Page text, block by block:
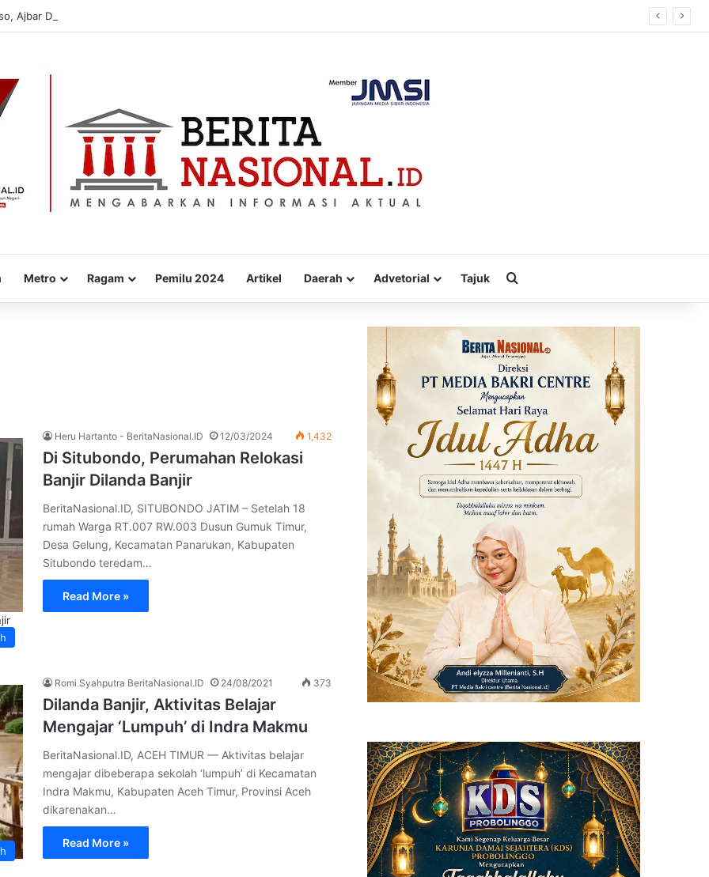
Ajbar Dorong Desa Jadi Kekuatan Ekonomi Masyarakat
Metro Ragam Pemilu 2024 Artikel Daerah Advetorial Tajuk
Heru Hartanto - BeritaNasional.ID 12/03/2024 1,432
Di Situbondo, Perumahan Relokasi
Banjir Dilanda Banjir
BeritaNasional.ID, SITUBONDO JATIM – Setelah 18
rumah Warga RT.007 RW.003 Dusun Gumuk Timur,
Desa Gelung, Kecamatan Panarukan, Kabupaten
Situbondo teredam…
Read More »
Romi Syahputra BeritaNasional.ID 24/08/2021 373
Dilanda Banjir, Aktivitas Belajar
Mengajar ‘Lumpuh’ di Indra Makmu
BeritaNasional.ID, ACEH TIMUR — Aktivitas belajar
mengajar dibeberapa sekolah ‘lumpuh’ di Kecamatan
Indra Makmu, Kabupaten Aceh Timur, Provinsi Aceh
dikarenakan…
Read More »